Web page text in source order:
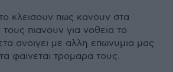
κλεισουν πως κανουν στα
τους πιανουν για νοθεια το
ανοιγει με αλλη επωνυμια μας
φαινεται τρομαρα τους.